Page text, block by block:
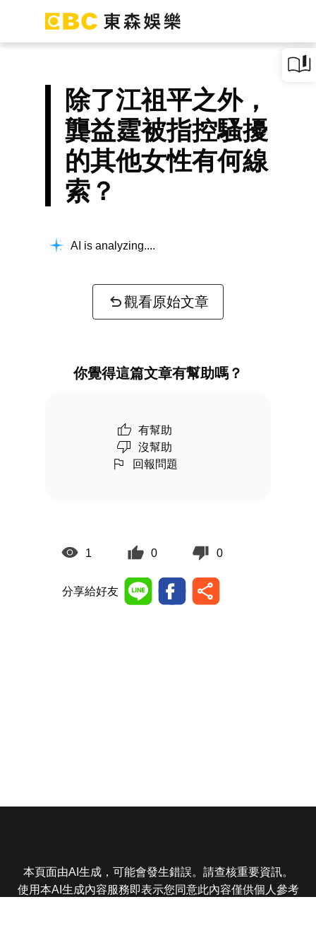
除了江祖平之外，
龔益霆被指控騷擾
的其他女性有何線
索？
AI is analyzing...
觀看原始文章
你覺得這篇文章有幫助嗎？
有幫助
沒幫助
回報問題
1 0 0
分享給好友
本頁面由AI生成，可能會發生錯誤。請查核重要資訊。
使用本AI生成內容服務即表示您同意此內容僅供個人參考